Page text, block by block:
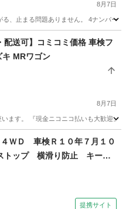
8月7日
、止まる問題ありません。 4ナンバー
ン配送可】コミコミ価格 車検フ
キ MRワゴン
8月7日
ます。 『現金ニコニコ払いも大歓迎
ン コミコミ
ＷＤ 車検Ｒ１０年７月１０
トップ 横滑り防止 キーレ
ートヒーター 純正オーデ
ミングチェーン ＡＢＳ 修
提携サイト